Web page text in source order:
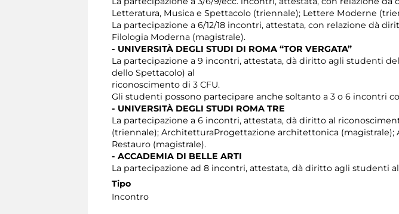
Letteratura, Musica e Spettacolo (triennale); Lettere Moderne
La partecipazione a 6/12/18 incontri, attestata, con relazione dà
Filologia Moderna (magistrale).
- UNIVERSITÀ DEGLI STUDI DI ROMA “TOR VERGATA”
La partecipazione a 9 incontri, attestata, dà diritto agli studenti
dello Spettacolo) al
riconoscimento di 3 CFU.
Gli studenti possono partecipare anche soltanto a 3 o 6 incontri
- UNIVERSITÀ DEGLI STUDI ROMA TRE
La partecipazione a 6 incontri, attestata, dà diritto al
(triennale); ArchitetturaProgettazione architettonica
Restauro (magistrale).
- ACCADEMIA DI BELLE ARTI
La partecipazione ad 8 incontri, attestata, dà diritto agli studenti
Tipo
Incontro